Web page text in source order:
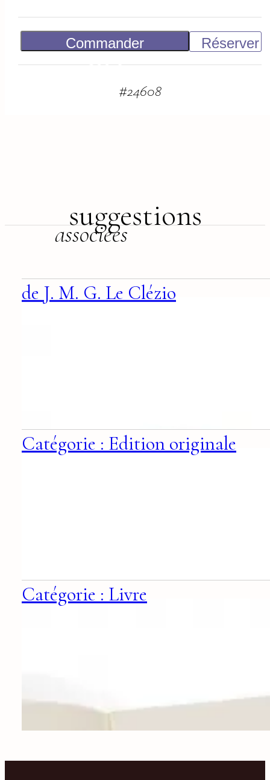
Commander
Réserver
#24608
suggestions
associées
de J. M. G. Le Clézio
Catégorie : Edition originale
Catégorie : Livre